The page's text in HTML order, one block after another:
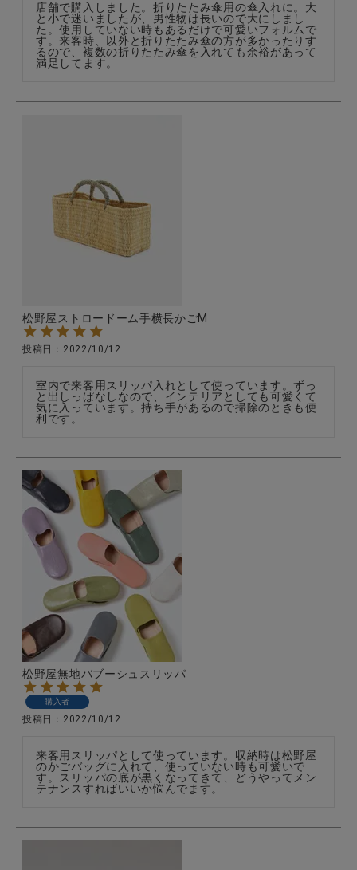
店舗で購入しました。折りたたみ傘用の傘入れに。大
と小で迷いましたが、男性物は長いので大にしまし
た。使用していない時もあるだけで可愛いフォルムで
す。来客時、以外と折りたたみ傘の方が多かったりす
るので、複数の折りたたみ傘を入れても余裕があって
満足してます。
松野屋ストロードーム手横長かごM
投稿日 2022/10/12
室内で来客用スリッパ入れとして使っています。ずっ
と出しっぱなしなので、インテリアとしても可愛くて
気に入っています。持ち手があるので掃除のときも便
利です。
松野屋無地バブーシュスリッパ
購入者
投稿日 2022/10/12
来客用スリッパとして使っています。収納時は松野屋
のかごバッグに入れて、使っていない時も可愛いで
す。スリッパの底が黒くなってきて、どうやってメン
テナンスすればいいか悩んでます。